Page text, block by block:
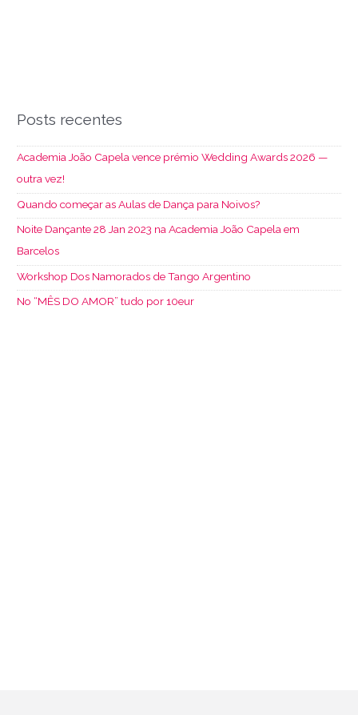
Posts recentes
Academia João Capela vence prémio Wedding Awards 2026 —
outra vez!
Quando começar as Aulas de Dança para Noivos?
Noite Dançante 28 Jan 2023 na Academia João Capela em
Barcelos
Workshop Dos Namorados de Tango Argentino
No “MÊS DO AMOR” tudo por 10eur